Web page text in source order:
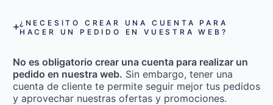
¿NECESITO CREAR UNA CUENTA PARA
HACER UN PEDIDO EN VUESTRA WEB?
No es obligatorio crear una cuenta para realizar un
pedido en nuestra web. Sin embargo, tener una
cuenta de cliente te permite seguir mejor tus pedidos
y aprovechar nuestras ofertas y promociones.